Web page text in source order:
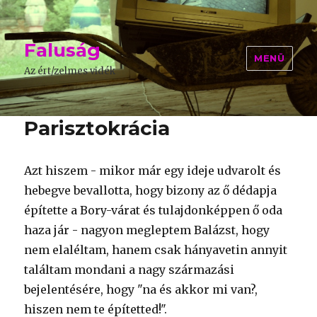
Faluság
Az ért/zelmes vidék
MENÜ
Parisztokrácia
Azt hiszem - mikor már egy ideje udvarolt és
hebegve bevallotta, hogy bizony az ő dédapja
építette a Bory-várat és tulajdonképpen ő oda
haza jár - nagyon megleptem Balázst, hogy
nem elaléltam, hanem csak hányavetin annyit
találtam mondani a nagy származási
bejelentésére, hogy "na és akkor mi van?,
hiszen nem te építetted!".